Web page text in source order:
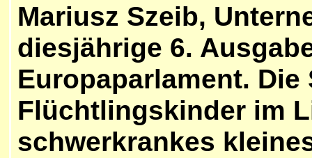
Mariusz Szeib,
diesjährige 6.
Europaparlament.
Flüchtlingskinder im
schwerkrankes